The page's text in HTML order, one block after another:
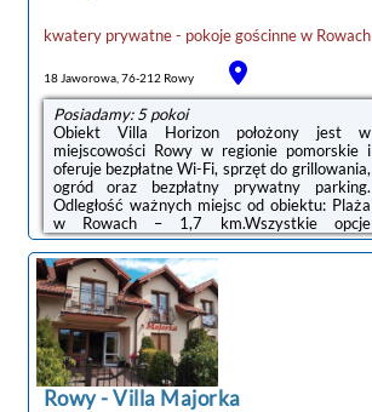
kwatery prywatne - pokoje gościnnew Rowach
18 Jaworowa, 76-212 Rowy
Posiadamy: 5 pokoi
Obiekt Villa Horizon położony jest w
miejscowości Rowy w regionie pomorskie i
oferuje bezpłatne Wi-Fi, sprzęt do grillowania,
ogród oraz bezpłatny prywatny parking.
Odległość ważnych miejsc od obiektu: Plaża
w Rowach – 1,7 km.Wszystkie opcje
zakwaterowania wyposażone są w telewizor
z płaskim ekranem i mają taras oraz
prywatną łazienkę z prysznicem.Odległość
ważnych miejsc od obiektu: Słowiński Park
Narodowy – 32 km, Aquapark Jarosławiec –
50 km. Lotnisko Lotnisko Gdańsk-
Rębiechowo znajduje się 133 km od
obiektu.Doba hotelowa od godziny 15:00 do
11:00.W przypadku ...
Rowy-Villa Majorka